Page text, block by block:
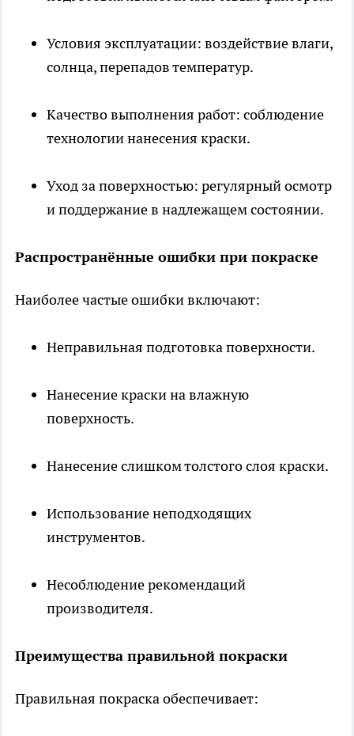
Условия эксплуатации: воздействие влаги,
солнца, перепадов температур.
Качество выполнения работ: соблюдение
технологии нанесения краски.
Уход за поверхностью: регулярный осмотр
и поддержание в надлежащем состоянии.
Распространённые ошибки при покраске
Наиболее частые ошибки включают:
Неправильная подготовка поверхности.
Нанесение краски на влажную
поверхность.
Нанесение слишком толстого слоя краски.
Использование неподходящих
инструментов.
Несоблюдение рекомендаций
производителя.
Преимущества правильной покраски
Правильная покраска обеспечивает: